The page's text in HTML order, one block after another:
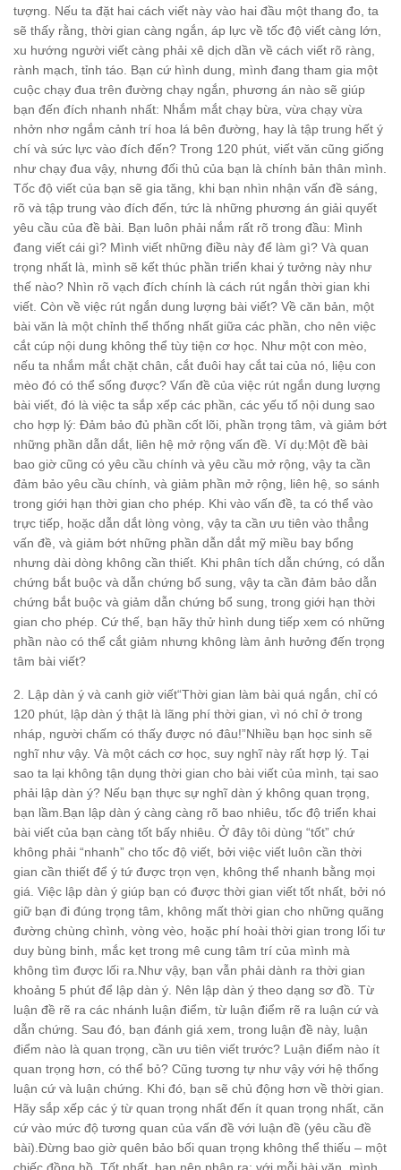
tượng. Nếu ta đặt hai cách viết này vào hai đầu một thang đo, ta
sẽ thấy rằng, thời gian càng ngắn, áp lực về tốc độ viết càng lớn,
xu hướng người viết càng phải xê dịch dần về cách viết rõ ràng,
rành mạch, tỉnh táo. Bạn cứ hình dung, mình đang tham gia một
cuộc chạy đua trên đường chạy ngắn, phương án nào sẽ giúp
bạn đến đích nhanh nhất: Nhắm mắt chạy bừa, vừa chạy vừa
nhởn nhơ ngắm cảnh trí hoa lá bên đường, hay là tập trung hết ý
chí và sức lực vào đích đến? Trong 120 phút, viết văn cũng giống
như chạy đua vậy, nhưng đối thủ của bạn là chính bản thân mình.
Tốc độ viết của bạn sẽ gia tăng, khi bạn nhìn nhận vấn đề sáng,
rõ và tập trung vào đích đến, tức là những phương án giải quyết
yêu cầu của đề bài. Bạn luôn phải nắm rất rõ trong đầu: Mình
đang viết cái gì? Mình viết những điều này để làm gì? Và quan
trọng nhất là, mình sẽ kết thúc phần triển khai ý tưởng này như
thế nào? Nhìn rõ vạch đích chính là cách rút ngắn thời gian khi
viết. Còn về việc rút ngắn dung lượng bài viết? Về căn bản, một
bài văn là một chỉnh thể thống nhất giữa các phần, cho nên việc
cắt cúp nội dung không thể tùy tiện cơ học. Như một con mèo,
nếu ta nhắm mắt chặt chân, cắt đuôi hay cắt tai của nó, liệu con
mèo đó có thể sống được? Vấn đề của việc rút ngắn dung lượng
bài viết, đó là việc ta sắp xếp các phần, các yếu tố nội dung sao
cho hợp lý: Đảm bảo đủ phần cốt lõi, phần trọng tâm, và giảm bớt
những phần dẫn dắt, liên hệ mở rộng vấn đề. Ví dụ:Một đề bài
bao giờ cũng có yêu cầu chính và yêu cầu mở rộng, vậy ta cần
đảm bảo yêu cầu chính, và giảm phần mở rộng, liên hệ, so sánh
trong giới hạn thời gian cho phép. Khi vào vấn đề, ta có thể vào
trực tiếp, hoặc dẫn dắt lòng vòng, vậy ta cần ưu tiên vào thẳng
vấn đề, và giảm bớt những phần dẫn dắt mỹ miều bay bổng
nhưng dài dòng không cần thiết. Khi phân tích dẫn chứng, có dẫn
chứng bắt buộc và dẫn chứng bổ sung, vậy ta cần đảm bảo dẫn
chứng bắt buộc và giảm dẫn chứng bổ sung, trong giới hạn thời
gian cho phép. Cứ thế, bạn hãy thử hình dung tiếp xem có những
phần nào có thể cắt giảm nhưng không làm ảnh hưởng đến trọng
tâm bài viết?
2. Lập dàn ý và canh giờ viết“Thời gian làm bài quá ngắn, chỉ có
120 phút, lập dàn ý thật là lãng phí thời gian, vì nó chỉ ở trong
nháp, người chấm có thấy được nó đâu!”Nhiều bạn học sinh sẽ
nghĩ như vậy. Và một cách cơ học, suy nghĩ này rất hợp lý. Tại
sao ta lại không tận dụng thời gian cho bài viết của mình, tại sao
phải lập dàn ý? Nếu bạn thực sự nghĩ dàn ý không quan trọng,
bạn lầm.Bạn lập dàn ý càng càng rõ bao nhiêu, tốc độ triển khai
bài viết của bạn càng tốt bấy nhiêu. Ở đây tôi dùng “tốt” chứ
không phải “nhanh” cho tốc độ viết, bởi việc viết luôn cần thời
gian cần thiết để ý tứ được trọn vẹn, không thể nhanh bằng mọi
giá. Việc lập dàn ý giúp bạn có được thời gian viết tốt nhất, bởi nó
giữ bạn đi đúng trọng tâm, không mất thời gian cho những quãng
đường chùng chình, vòng vèo, hoặc phí hoài thời gian trong lối tư
duy bùng binh, mắc kẹt trong mê cung tâm trí của mình mà
không tìm được lối ra.Như vậy, bạn vẫn phải dành ra thời gian
khoảng 5 phút để lập dàn ý. Nên lập dàn ý theo dạng sơ đồ. Từ
luận đề rẽ ra các nhánh luận điểm, từ luận điểm rẽ ra luận cứ và
dẫn chứng. Sau đó, bạn đánh giá xem, trong luận đề này, luận
điểm nào là quan trọng, cần ưu tiên viết trước? Luận điểm nào ít
quan trọng hơn, có thể bỏ? Cũng tương tự như vậy với hệ thống
luận cứ và luận chứng. Khi đó, bạn sẽ chủ động hơn về thời gian.
Hãy sắp xếp các ý từ quan trọng nhất đến ít quan trọng nhất, căn
cứ vào mức độ tương quan của vấn đề với luận đề (yêu cầu đề
bài).Đừng bao giờ quên bảo bối quan trọng không thể thiếu – một
chiếc đồng hồ. Tốt nhất, bạn nên phân ra: với mỗi bài văn, mình